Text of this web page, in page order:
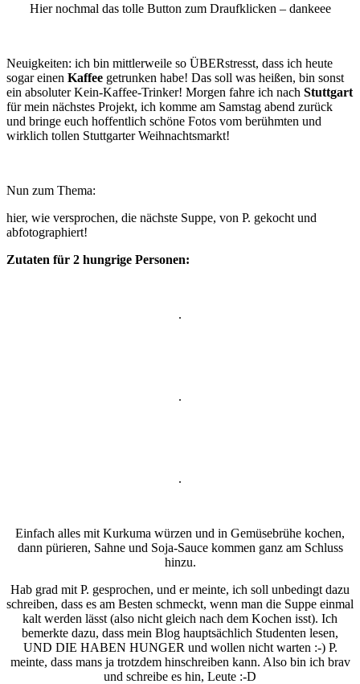
Hier nochmal das tolle Button zum Draufklicken – dankeee
Neuigkeiten: ich bin mittlerweile so ÜBERstresst, dass ich heute
sogar einen Kaffee getrunken habe! Das soll was heißen, bin sonst
ein absoluter Kein-Kaffee-Trinker! Morgen fahre ich nach Stuttgart
für mein nächstes Projekt, ich komme am Samstag abend zurück
und bringe euch hoffentlich schöne Fotos vom berühmten und
wirklich tollen Stuttgarter Weihnachtsmarkt!
Nun zum Thema:
hier, wie versprochen, die nächste Suppe, von P. gekocht und
abfotographiert!
Zutaten für 2 hungrige Personen:
.
.
.
Einfach alles mit Kurkuma würzen und in Gemüsebrühe kochen,
dann pürieren, Sahne und Soja-Sauce kommen ganz am Schluss
hinzu.
Hab grad mit P. gesprochen, und er meinte, ich soll unbedingt dazu
schreiben, dass es am Besten schmeckt, wenn man die Suppe einmal
kalt werden lässt (also nicht gleich nach dem Kochen isst). Ich
bemerkte dazu, dass mein Blog hauptsächlich Studenten lesen,
UND DIE HABEN HUNGER und wollen nicht warten :-) P.
meinte, dass mans ja trotzdem hinschreiben kann. Also bin ich brav
und schreibe es hin, Leute :-D